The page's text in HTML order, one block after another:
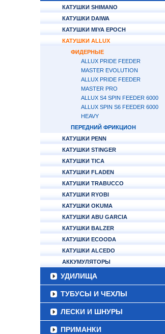
КАТУШКИ SHIMANO
КАТУШКИ DAIWA
КАТУШКИ MIYA EPOCH
КАТУШКИ ALLUX
ФИДЕРНЫЕ
ALLUX PRIDE FEEDER
MASTER EVOLUTION
ALLUX PRIDE FEEDER
MASTER PRO
ALLUX S4 SPIN FEEDER 6000
ALLUX SPIN S6 FEEDER 6000
HEAVY
ПЕРЕДНИЙ ФРИКЦИОН
КАТУШКИ PENN
КАТУШКИ STINGER
КАТУШКИ TICA
КАТУШКИ FLADEN
КАТУШКИ TRABUCCO
КАТУШКИ RYOBI
КАТУШКИ OKUMA
КАТУШКИ ABU GARCIA
КАТУШКИ BALZER
КАТУШКИ ECOODA
КАТУШКИ ALCEDO
АККУМУЛЯТОРЫ
УДИЛИЩА
ТУБУСЫ И ЧЕХЛЫ
ЛЕСКИ И ШНУРЫ
ПРИМАНКИ